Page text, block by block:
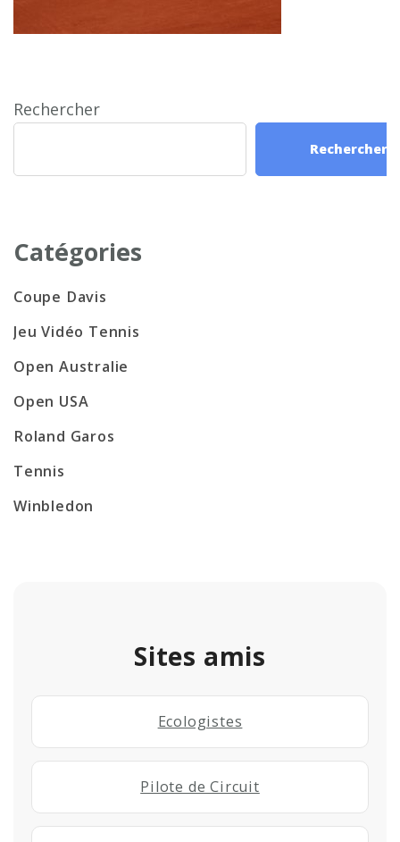
Rechercher
Rechercher
Catégories
Coupe Davis
Jeu Vidéo Tennis
Open Australie
Open USA
Roland Garos
Tennis
Winbledon
Sites amis
Ecologistes
Pilote de Circuit